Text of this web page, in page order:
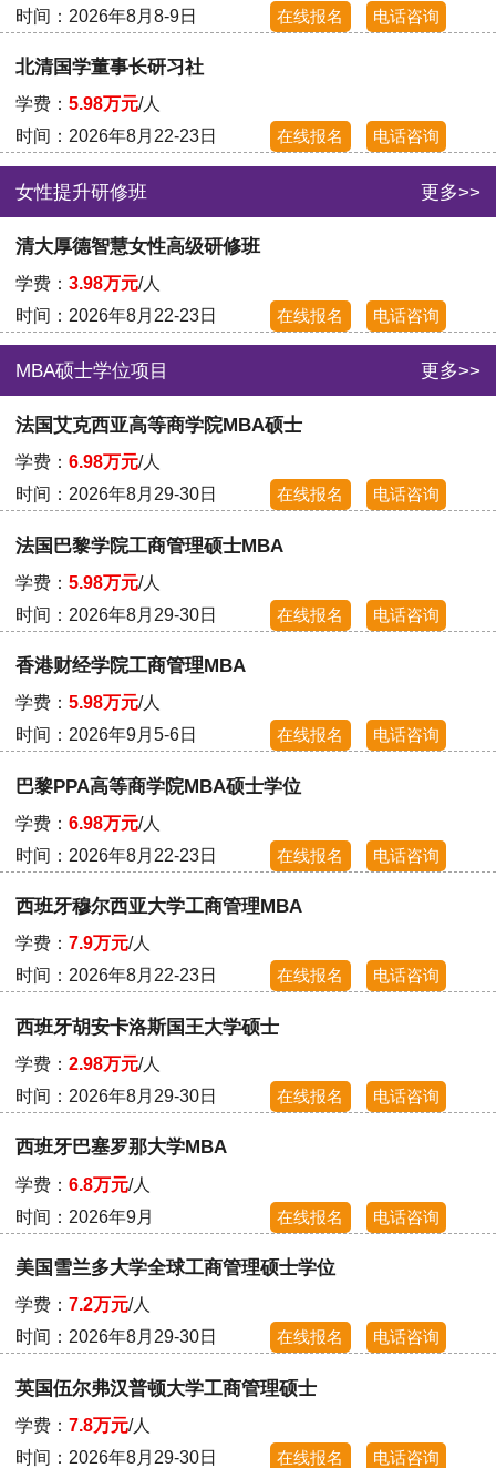
时间：2026年8月8-9日
在线报名 电话咨询
北清国学董事长研习社
学费：5.98万元/人
时间：2026年8月22-23日
在线报名 电话咨询
女性提升研修班 更多>>
清大厚德智慧女性高级研修班
学费：3.98万元/人
时间：2026年8月22-23日
在线报名 电话咨询
MBA硕士学位项目 更多>>
法国艾克西亚高等商学院MBA硕士
学费：6.98万元/人
时间：2026年8月29-30日
在线报名 电话咨询
法国巴黎学院工商管理硕士MBA
学费：5.98万元/人
时间：2026年8月29-30日
在线报名 电话咨询
香港财经学院工商管理MBA
学费：5.98万元/人
时间：2026年9月5-6日
在线报名 电话咨询
巴黎PPA高等商学院MBA硕士学位
学费：6.98万元/人
时间：2026年8月22-23日
在线报名 电话咨询
西班牙穆尔西亚大学工商管理MBA
学费：7.9万元/人
时间：2026年8月22-23日
在线报名 电话咨询
西班牙胡安卡洛斯国王大学硕士
学费：2.98万元/人
时间：2026年8月29-30日
在线报名 电话咨询
西班牙巴塞罗那大学MBA
学费：6.8万元/人
时间：2026年9月
在线报名 电话咨询
美国雪兰多大学全球工商管理硕士学位
学费：7.2万元/人
时间：2026年8月29-30日
在线报名 电话咨询
英国伍尔弗汉普顿大学工商管理硕士
学费：7.8万元/人
时间：2026年8月29-30日
在线报名 电话咨询